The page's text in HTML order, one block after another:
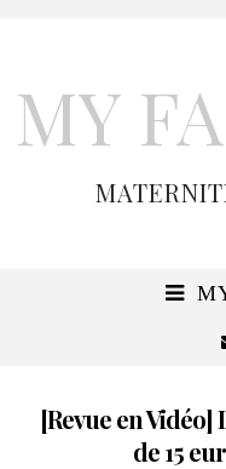
MY
[Revue en Vidéo]
de 15